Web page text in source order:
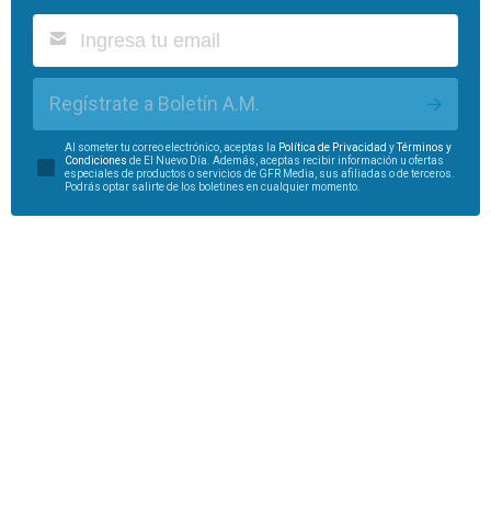
Regístrate a Boletín A.M.
Al someter tu correo electrónico, aceptas la Política de Privacidad yTérminos y
Condiciones de El Nuevo Día. Además, aceptas recibir información u ofertas
especiales de productos o servicios de GFR Media, sus afiliadas o de terceros.
Podrás optar salirte de los boletines en cualquier momento.